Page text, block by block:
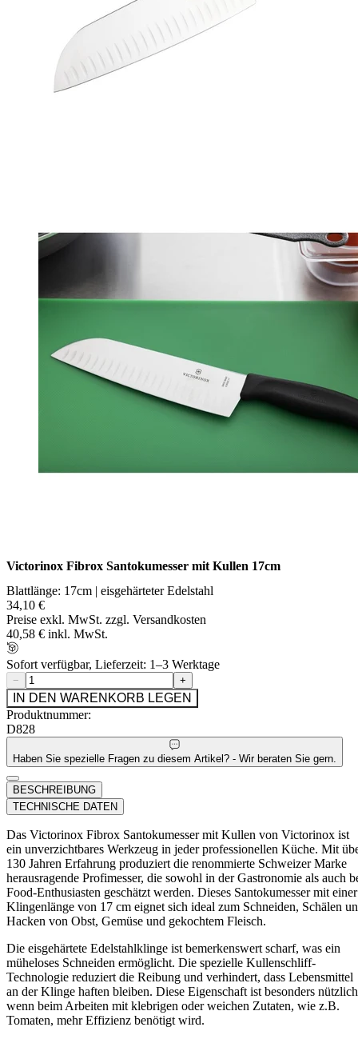
Victorinox Fibrox Santokumesser mit Kullen 17cm
Blattlänge: 17cm | eisgehärteter Edelstahl
34,10 €
Preise exkl. MwSt. zzgl. Versandkosten
40,58 € inkl. MwSt.
Sofort verfügbar, Lieferzeit: 1–3 Werktage
− +
IN DEN WARENKORB LEGEN
Produktnummer:
D828
Haben Sie spezielle Fragen zu diesem Artikel? - Wir beraten Sie gern.
BESCHREIBUNG
TECHNISCHE DATEN
Das Victorinox Fibrox Santokumesser mit Kullen von Victorinox ist
ein unverzichtbares Werkzeug in jeder professionellen Küche. Mit
130 Jahren Erfahrung produziert die renommierte Schweizer Marke
herausragende Profimesser, die sowohl in der Gastronomie als auch
Food-Enthusiasten geschätzt werden. Dieses Santokumesser mit einer
Klingenlänge von 17 cm eignet sich ideal zum Schneiden, Schälen
Hacken von Obst, Gemüse und gekochtem Fleisch.
Die eisgehärtete Edelstahlklinge ist bemerkenswert scharf, was ein
müheloses Schneiden ermöglicht. Die spezielle Kullenschliff-
Technologie reduziert die Reibung und verhindert, dass Lebensmittel
an der Klinge haften bleiben. Diese Eigenschaft ist besonders
wenn beim Arbeiten mit klebrigen oder weichen Zutaten, wie z.B.
Tomaten, mehr Effizienz benötigt wird.